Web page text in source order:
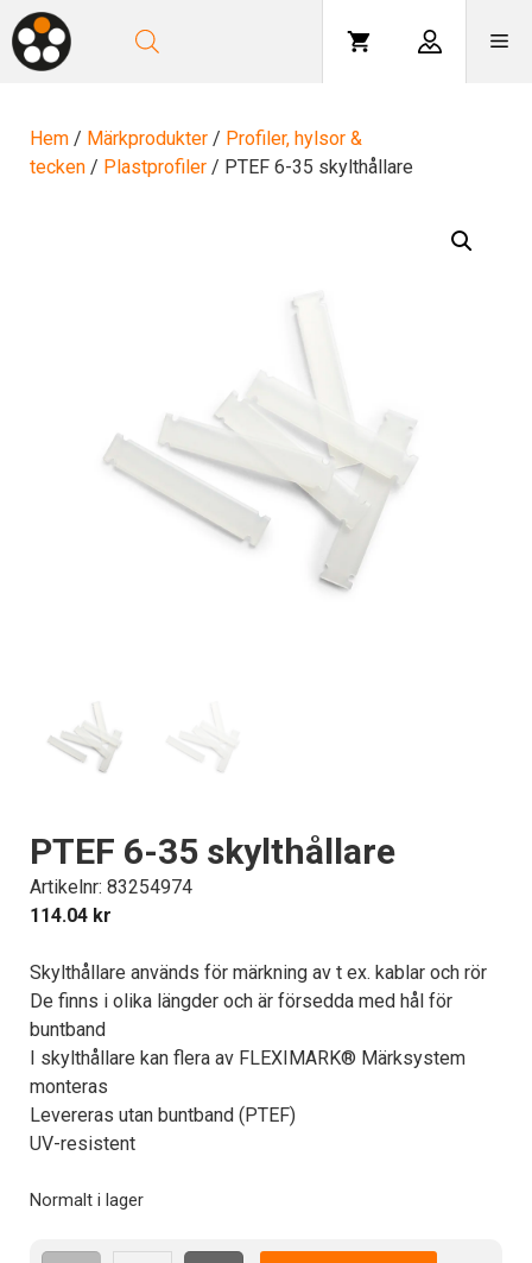
Hoppa
till
innehåll
Hem / Märkprodukter / Profiler, hylsor &
tecken / Plastprofiler / PTEF 6-35 skylthållare
PTEF 6-35 skylthållare
Artikelnr: 83254974
114.04 kr
Skylthållare används för märkning av t ex. kablar och rör
De finns i olika längder och är försedda med hål för
buntband
I skylthållare kan flera av FLEXIMARK® Märksystem
monteras
Levereras utan buntband (PTEF)
UV-resistent
Normalt i lager